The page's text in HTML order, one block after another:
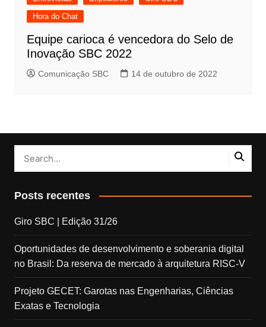
Hora do Chat
Equipe carioca é vencedora do Selo de
Inovação SBC 2022
Comunicação SBC 14 de outubro de 2022
Posts recentes
Giro SBC | Edição 31/26
Oportunidades de desenvolvimento e soberania digital
no Brasil: Da reserva de mercado à arquitetura RISC-V
Projeto GECET: Garotas nas Engenharias, Ciências
Exatas e Tecnologia